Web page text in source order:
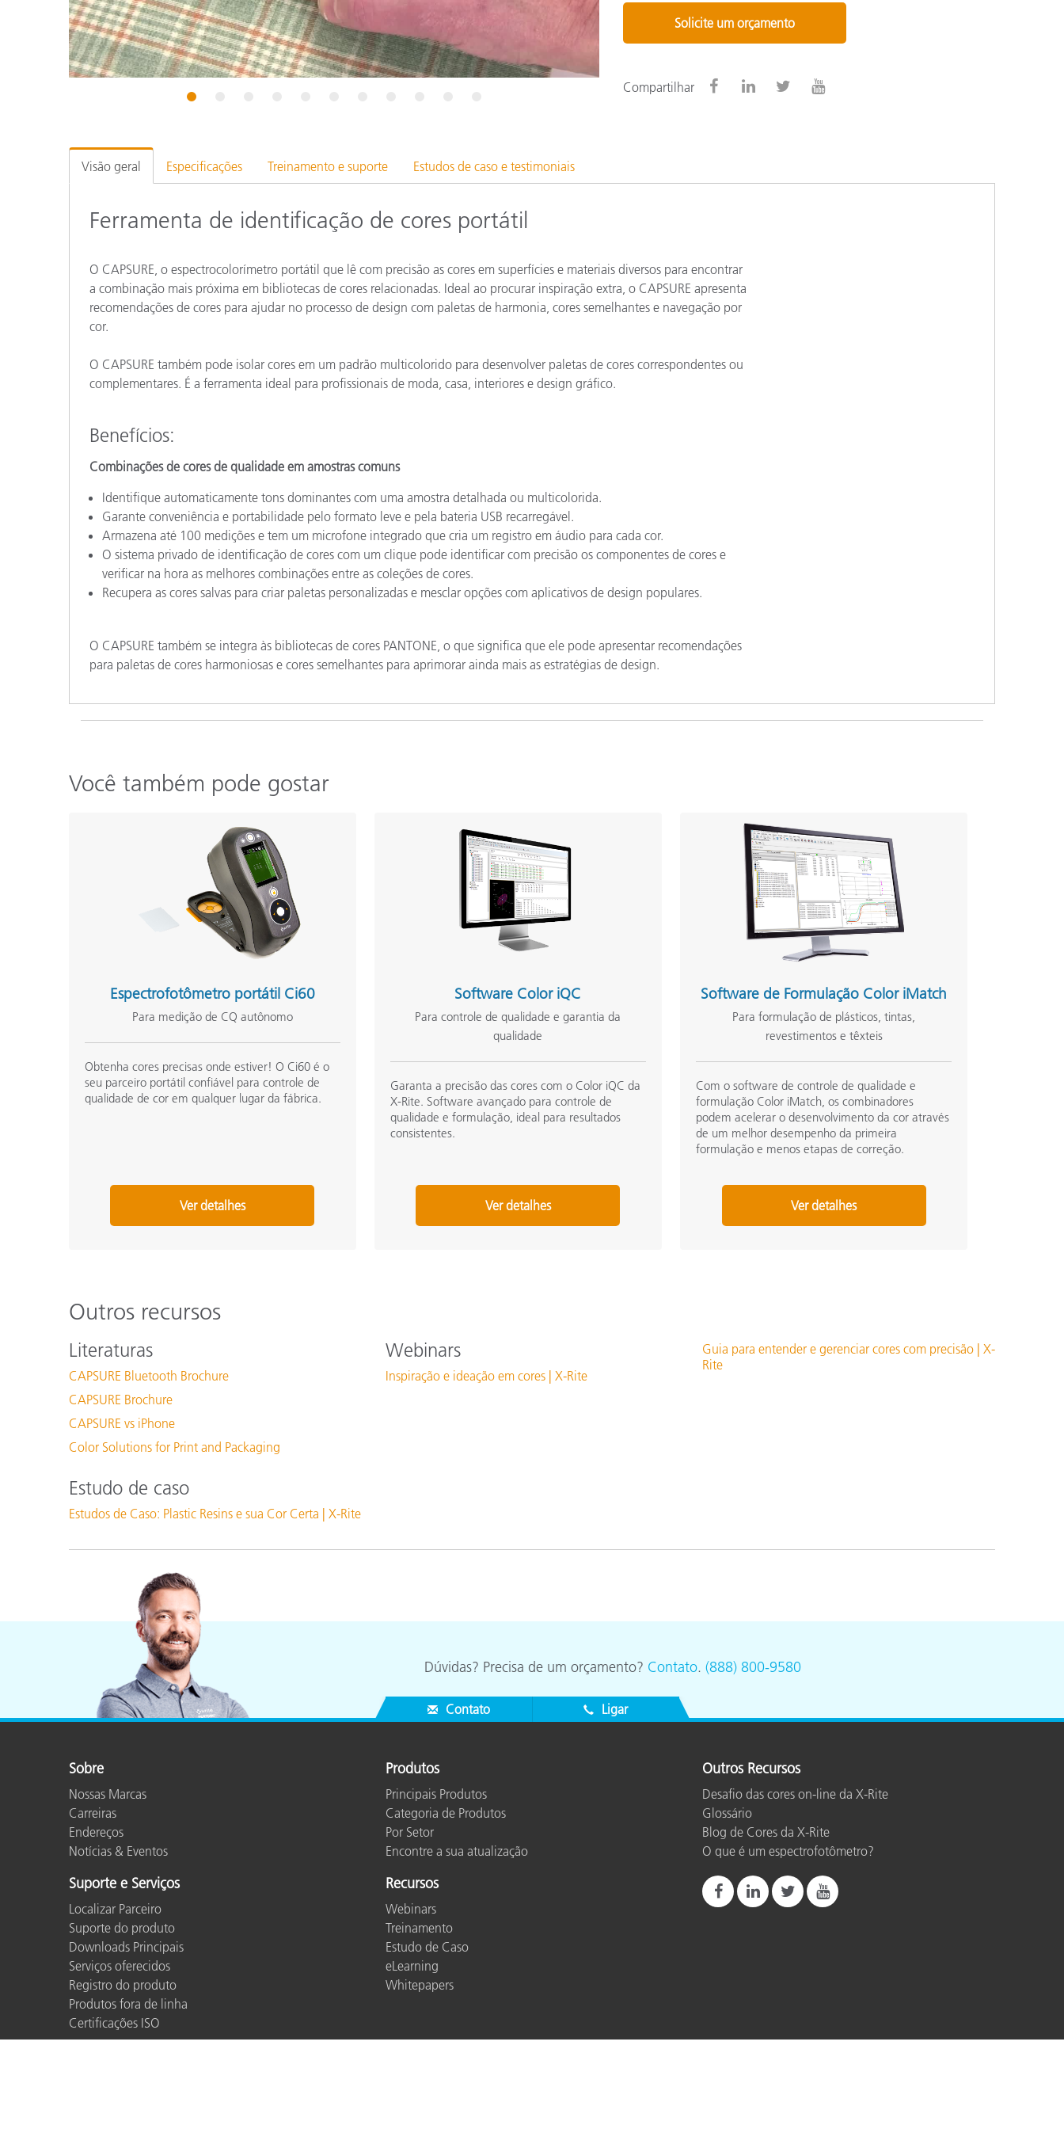
Materiais de Construção
Bens Duráveis
1
Solicite um orçamento
Compartilhar
Visão geral Especificações Treinamento e suporte Estudos de caso e testimoniais
Ferramenta de identificação de cores portátil
O CAPSURE, o espectrocolorímetro portátil que lê com precisão as cores em superfícies e materiais diversos para encontrar
a combinação mais próxima em bibliotecas de cores relacionadas. Ideal ao procurar inspiração extra, o CAPSURE apresenta
recomendações de cores para ajudar no processo de design com paletas de harmonia, cores semelhantes e navegação por
cor.
O CAPSURE também pode isolar cores em um padrão multicolorido para desenvolver paletas de cores correspondentes ou
complementares. É a ferramenta ideal para profissionais de moda, casa, interiores e design gráfico.
Benefícios:
Combinações de cores de qualidade em amostras comuns
Identifique automaticamente tons dominantes com uma amostra detalhada ou multicolorida.
Garante conveniência e portabilidade pelo formato leve e pela bateria USB recarregável.
Armazena até 100 medições e tem um microfone integrado que cria um registro em áudio para cada cor.
O sistema privado de identificação de cores com um clique pode identificar com precisão os componentes de cores e
verificar na hora as melhores combinações entre as coleções de cores.
Recupera as cores salvas para criar paletas personalizadas e mesclar opções com aplicativos de design populares.
O CAPSURE também se integra às bibliotecas de cores PANTONE, o que significa que ele pode apresentar recomendações
para paletas de cores harmoniosas e cores semelhantes para aprimorar ainda mais as estratégias de design.
Você também pode gostar
Espectrofotômetro portátil Ci60
Para medição de CQ autônomo
Obtenha cores precisas onde estiver! O Ci60 é o
seu parceiro portátil confiável para controle de
qualidade de cor em qualquer lugar da fábrica.
Ver detalhes
Software Color iQC
Para controle de qualidade e garantia da
qualidade
Garanta a precisão das cores com o Color iQC da
X-Rite. Software avançado para controle de
qualidade e formulação, ideal para resultados
consistentes.
Ver detalhes
Software de Formulação Color iMatch
Para formulação de plásticos, tintas,
revestimentos e têxteis
Com o software de controle de qualidade e
formulação Color iMatch, os combinadores
podem acelerar o desenvolvimento da cor através
de um melhor desempenho da primeira
formulação e menos etapas de correção.
Ver detalhes
Outros recursos
Literaturas
CAPSURE Bluetooth Brochure
CAPSURE Brochure
CAPSURE vs iPhone
Color Solutions for Print and Packaging
Webinars
Inspiração e ideação em cores | X-Rite
Guia para entender e gerenciar cores com precisão | X-
Rite
Estudo de caso
Estudos de Caso: Plastic Resins e sua Cor Certa | X-Rite
Dúvidas? Precisa de um orçamento? Contato. (888) 800-9580
Contato Ligar
Sobre
Nossas Marcas
Carreiras
Endereços
Notícias & Eventos
Suporte e Serviços
Localizar Parceiro
Suporte do produto
Downloads Principais
Serviços oferecidos
Registro do produto
Produtos fora de linha
Certificações ISO
Produtos
Principais Produtos
Categoria de Produtos
Por Setor
Encontre a sua atualização
Recursos
Webinars
Treinamento
Estudo de Caso
eLearning
Whitepapers
Outros Recursos
Desafio das cores on-line da X-Rite
Glossário
Blog de Cores da X-Rite
O que é um espectrofotômetro?